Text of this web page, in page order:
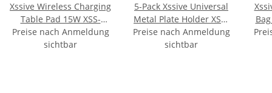
Xssive Wireless Charging
Table Pad 15W XSS-
W1BK - Black
Preise nach Anmeldung
sichtbar
5-Pack Xssive Universal
Metal Plate Holder XSS-
MT2
Preise nach Anmeldung
sichtbar